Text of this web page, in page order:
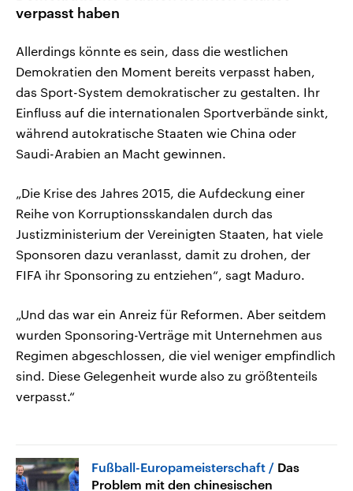
verpasst haben
Allerdings könnte es sein, dass die westlichen
Demokratien den Moment bereits verpasst haben,
das Sport-System demokratischer zu gestalten. Ihr
Einfluss auf die internationalen Sportverbände sinkt,
während autokratische Staaten wie China oder
Saudi-Arabien an Macht gewinnen.
„Die Krise des Jahres 2015, die Aufdeckung einer
Reihe von Korruptionsskandalen durch das
Justizministerium der Vereinigten Staaten, hat viele
Sponsoren dazu veranlasst, damit zu drohen, der
FIFA ihr Sponsoring zu entziehen“, sagt Maduro.
„Und das war ein Anreiz für Reformen. Aber seitdem
wurden Sponsoring-Verträge mit Unternehmen aus
Regimen abgeschlossen, die viel weniger empfindlich
sind. Diese Gelegenheit wurde also zu größtenteils
verpasst.“
Fußball-Europameisterschaft
Das
Problem mit den chinesischen